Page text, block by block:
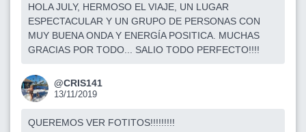
HOLA JULY, HERMOSO EL VIAJE, UN LUGAR
ESPECTACULAR Y UN GRUPO DE PERSONAS CON
MUY BUENA ONDA Y ENERGÍA POSITICA. MUCHAS
GRACIAS POR TODO... SALIO TODO PERFECTO!!!!
@CRIS141
13/11/2019
QUEREMOS VER FOTITOS!!!!!!!!!